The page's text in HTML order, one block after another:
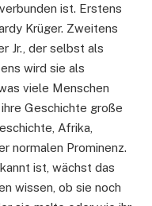
ist. Erstens
Krüger. Zweitens
Jr., der selbst als
wird sie als
viele Menschen
Geschichte große
Afrika,
normalen Prominenz.
ist, wächst das
wissen, ob sie noch